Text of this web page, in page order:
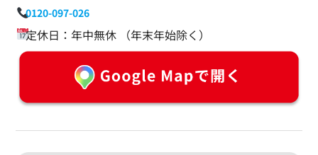
0120-097-026
定休日：年中無休 （年末年始除く）